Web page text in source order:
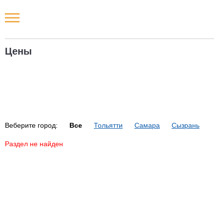
Цены
Веберите город: Все Тольятти Самара Сызрань
Раздел не найден
Новости РФ